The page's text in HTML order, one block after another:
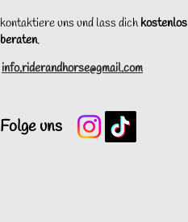
kontaktiere uns und lass dichkostenlos
beraten.
info.riderandhorse@gmail.com
Folge uns